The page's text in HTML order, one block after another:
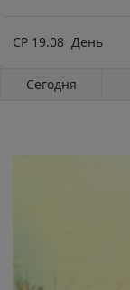
СР 19.08 День
Сегодня